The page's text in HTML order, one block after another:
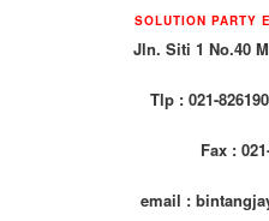
SOLUTION PARTY
Jln. Siti 1 No.40
Tlp : 021-
Fax :
email :